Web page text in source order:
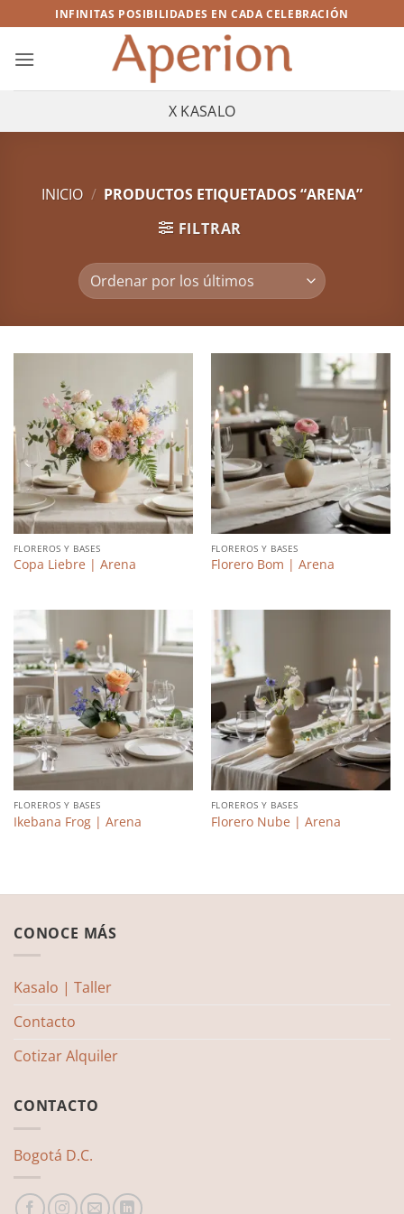
al
contenido
INFINITAS POSIBILIDADES EN CADA CELEBRACIÓN
X KASALO
INICIO / PRODUCTOS ETIQUETADOS “ARENA”
FILTRAR
FLOREROS Y BASES
Copa Liebre | Arena
FLOREROS Y BASES
Florero Bom | Arena
FLOREROS Y BASES
Ikebana Frog | Arena
FLOREROS Y BASES
Florero Nube | Arena
CONOCE MÁS
Kasalo | Taller
Contacto
Cotizar Alquiler
CONTACTO
Bogotá D.C.